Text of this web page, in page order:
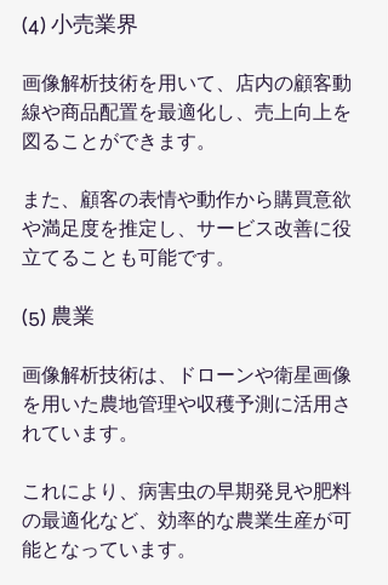
(4) 小売業界
画像解析技術を用いて、店内の顧客動
線や商品配置を最適化し、売上向上を
図ることができます。
また、顧客の表情や動作から購買意欲
や満足度を推定し、サービス改善に役
立てることも可能です。
(5) 農業
画像解析技術は、ドローンや衛星画像
を用いた農地管理や収穫予測に活用さ
れています。
これにより、病害虫の早期発見や肥料
の最適化など、効率的な農業生産が可
能となっています。